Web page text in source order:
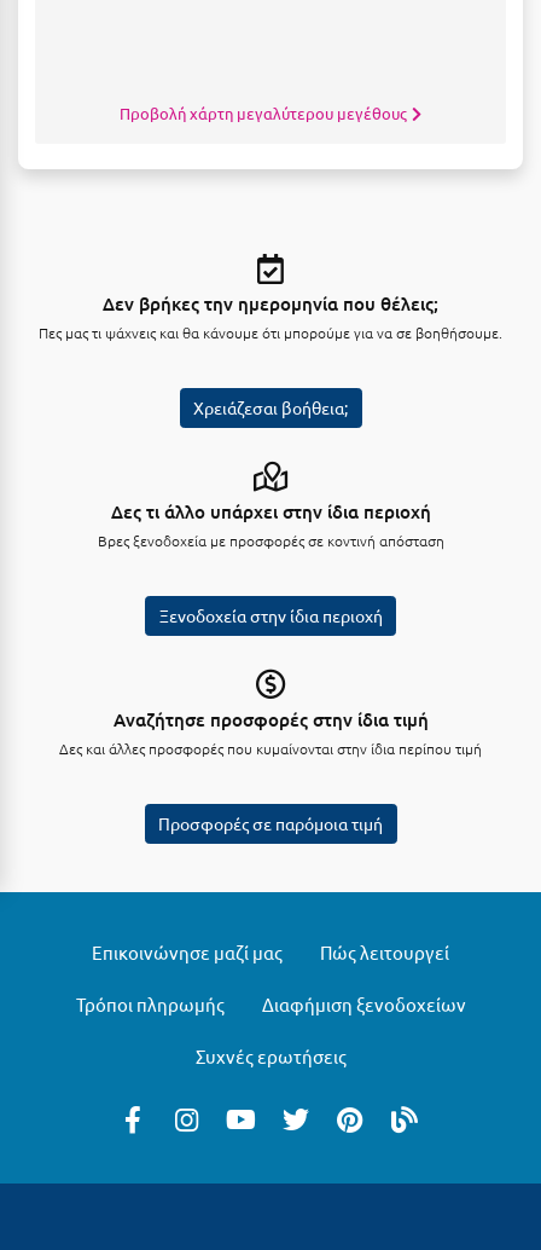
Ναύπλιο
Ορεινή Ναυπακτία
Παραλία Κατερίνης
Παραλία Λιτοχώρου
Προβολή χάρτη μεγαλύτερου μεγέθους
Δεν βρήκες την ημερομηνία που θέλεις;
Πες μας τι ψάχνεις και θα κάνουμε ότι μπορούμε για να σε βοηθήσουμε.
Χρειάζεσαι βοήθεια;
Δες τι άλλο υπάρχει στην ίδια περιοχή
Βρες ξενοδοχεία με προσφορές σε κοντινή απόσταση
Ξενοδοχεία στην ίδια περιοχή
Αναζήτησε προσφορές στην ίδια τιμή
Δες και άλλες προσφορές που κυμαίνονται στην ίδια περίπου τιμή
Προσφορές σε παρόμοια τιμή
Επικοινώνησε μαζί μας Πώς λειτουργεί
Τρόποι πληρωμής Διαφήμιση ξενοδοχείων
Συχνές ερωτήσεις